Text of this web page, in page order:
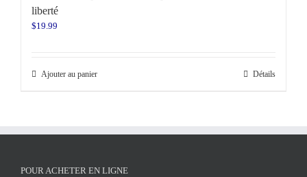
liberté
$19.99
Ajouter au panier Détails
POUR ACHETER EN LIGNE